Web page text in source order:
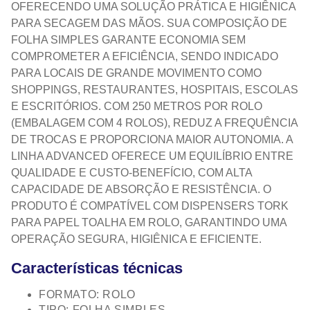
OFERECENDO UMA SOLUÇÃO PRÁTICA E HIGIÊNICA
PARA SECAGEM DAS MÃOS. SUA COMPOSIÇÃO DE
FOLHA SIMPLES GARANTE ECONOMIA SEM
COMPROMETER A EFICIÊNCIA, SENDO INDICADO
PARA LOCAIS DE GRANDE MOVIMENTO COMO
SHOPPINGS, RESTAURANTES, HOSPITAIS, ESCOLAS
E ESCRITÓRIOS. COM 250 METROS POR ROLO
(EMBALAGEM COM 4 ROLOS), REDUZ A FREQUÊNCIA
DE TROCAS E PROPORCIONA MAIOR AUTONOMIA. A
LINHA ADVANCED OFERECE UM EQUILÍBRIO ENTRE
QUALIDADE E CUSTO-BENEFÍCIO, COM ALTA
CAPACIDADE DE ABSORÇÃO E RESISTÊNCIA. O
PRODUTO É COMPATÍVEL COM DISPENSERS TORK
PARA PAPEL TOALHA EM ROLO, GARANTINDO UMA
OPERAÇÃO SEGURA, HIGIÊNICA E EFICIENTE.
Características técnicas
FORMATO: ROLO